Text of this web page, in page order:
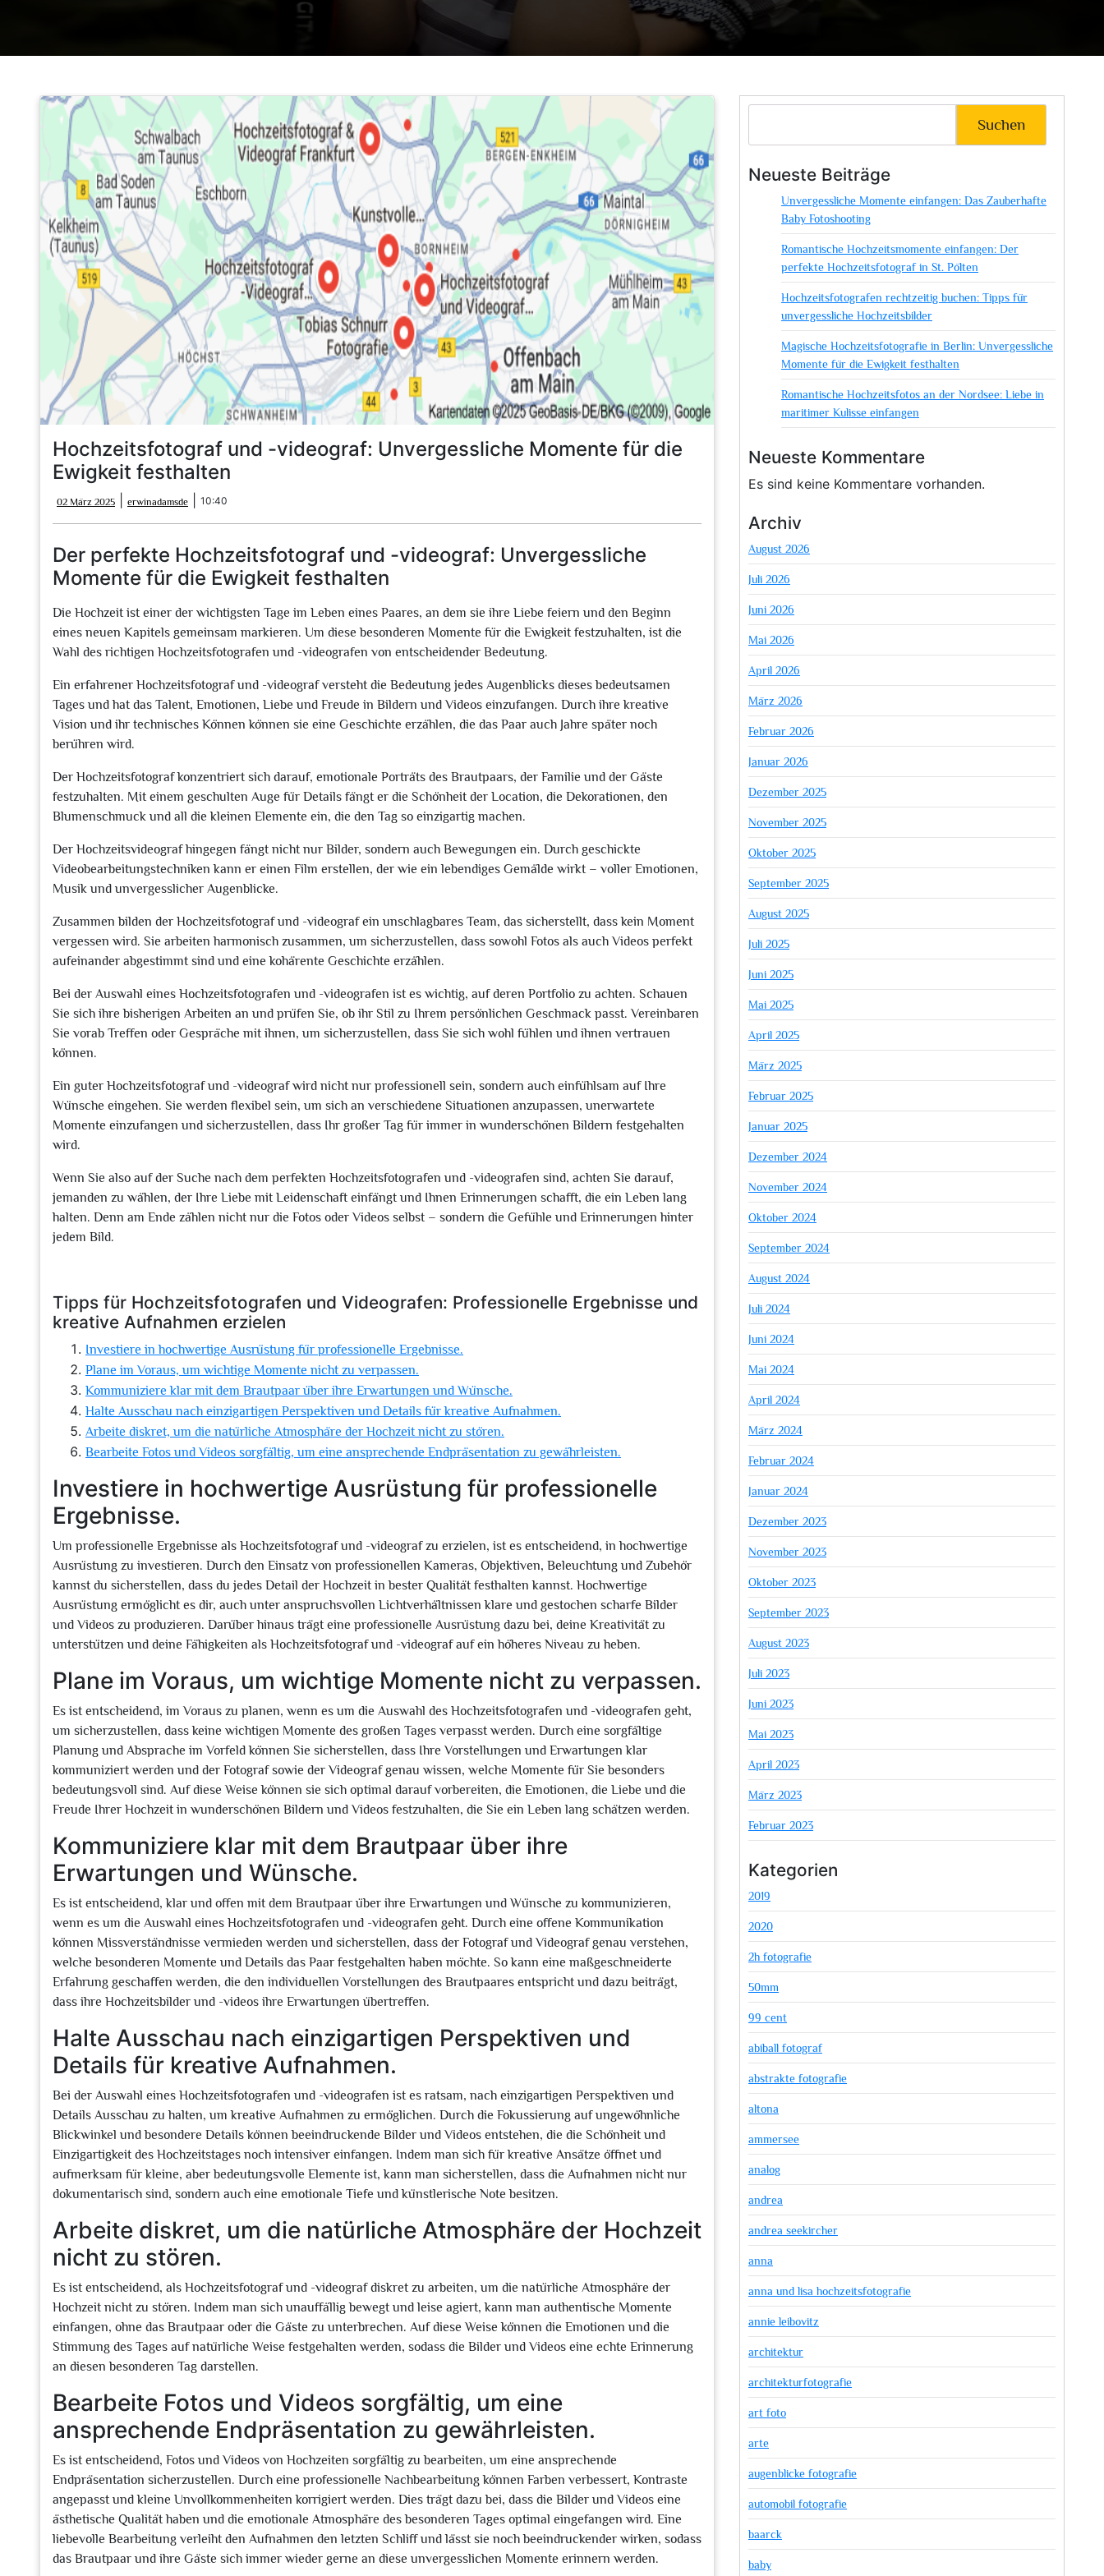
Hochzeitsfotograf und -videograf: Unvergessliche Momente für die
Ewigkeit festhalten
02 März 2025
März
2025
erwinadamsde erwinadamsde
10:40
Der perfekte Hochzeitsfotograf und -videograf: Unvergessliche
Momente für die Ewigkeit festhalten
Die Hochzeit ist einer der wichtigsten Tage im Leben eines Paares, an dem sie ihre Liebe feiern und den Beginn
eines neuen Kapitels gemeinsam markieren. Um diese besonderen Momente für die Ewigkeit festzuhalten, ist die
Wahl des richtigen Hochzeitsfotografen und -videografen von entscheidender Bedeutung.
Ein erfahrener Hochzeitsfotograf und -videograf versteht die Bedeutung jedes Augenblicks dieses bedeutsamen
Tages und hat das Talent, Emotionen, Liebe und Freude in Bildern und Videos einzufangen. Durch ihre kreative
Vision und ihr technisches Können können sie eine Geschichte erzählen, die das Paar auch Jahre später noch
berühren wird.
Der Hochzeitsfotograf konzentriert sich darauf, emotionale Porträts des Brautpaars, der Familie und der Gäste
festzuhalten. Mit einem geschulten Auge für Details fängt er die Schönheit der Location, die Dekorationen, den
Blumenschmuck und all die kleinen Elemente ein, die den Tag so einzigartig machen.
Der Hochzeitsvideograf hingegen fängt nicht nur Bilder, sondern auch Bewegungen ein. Durch geschickte
Videobearbeitungstechniken kann er einen Film erstellen, der wie ein lebendiges Gemälde wirkt – voller Emotionen,
Musik und unvergesslicher Augenblicke.
Zusammen bilden der Hochzeitsfotograf und -videograf ein unschlagbares Team, das sicherstellt, dass kein Moment
vergessen wird. Sie arbeiten harmonisch zusammen, um sicherzustellen, dass sowohl Fotos als auch Videos perfekt
aufeinander abgestimmt sind und eine kohärente Geschichte erzählen.
Bei der Auswahl eines Hochzeitsfotografen und -videografen ist es wichtig, auf deren Portfolio zu achten. Schauen
Sie sich ihre bisherigen Arbeiten an und prüfen Sie, ob ihr Stil zu Ihrem persönlichen Geschmack passt. Vereinbaren
Sie vorab Treffen oder Gespräche mit ihnen, um sicherzustellen, dass Sie sich wohl fühlen und ihnen vertrauen
können.
Ein guter Hochzeitsfotograf und -videograf wird nicht nur professionell sein, sondern auch einfühlsam auf Ihre
Wünsche eingehen. Sie werden flexibel sein, um sich an verschiedene Situationen anzupassen, unerwartete
Momente einzufangen und sicherzustellen, dass Ihr großer Tag für immer in wunderschönen Bildern festgehalten
wird.
Wenn Sie also auf der Suche nach dem perfekten Hochzeitsfotografen und -videografen sind, achten Sie darauf,
jemanden zu wählen, der Ihre Liebe mit Leidenschaft einfängt und Ihnen Erinnerungen schafft, die ein Leben lang
halten. Denn am Ende zählen nicht nur die Fotos oder Videos selbst – sondern die Gefühle und Erinnerungen hinter
jedem Bild.
Tipps für Hochzeitsfotografen und Videografen: Professionelle Ergebnisse und
kreative Aufnahmen erzielen
Investiere in hochwertige Ausrüstung für professionelle Ergebnisse.
Plane im Voraus, um wichtige Momente nicht zu verpassen.
Kommuniziere klar mit dem Brautpaar über ihre Erwartungen und Wünsche.
Halte Ausschau nach einzigartigen Perspektiven und Details für kreative Aufnahmen.
Arbeite diskret, um die natürliche Atmosphäre der Hochzeit nicht zu stören.
Bearbeite Fotos und Videos sorgfältig, um eine ansprechende Endpräsentation zu gewährleisten.
Investiere in hochwertige Ausrüstung für professionelle
Ergebnisse.
Um professionelle Ergebnisse als Hochzeitsfotograf und -videograf zu erzielen, ist es entscheidend, in hochwertige
Ausrüstung zu investieren. Durch den Einsatz von professionellen Kameras, Objektiven, Beleuchtung und Zubehör
kannst du sicherstellen, dass du jedes Detail der Hochzeit in bester Qualität festhalten kannst. Hochwertige
Ausrüstung ermöglicht es dir, auch unter anspruchsvollen Lichtverhältnissen klare und gestochen scharfe Bilder
und Videos zu produzieren. Darüber hinaus trägt eine professionelle Ausrüstung dazu bei, deine Kreativität zu
unterstützen und deine Fähigkeiten als Hochzeitsfotograf und -videograf auf ein höheres Niveau zu heben.
Plane im Voraus, um wichtige Momente nicht zu verpassen.
Es ist entscheidend, im Voraus zu planen, wenn es um die Auswahl des Hochzeitsfotografen und -videografen geht,
um sicherzustellen, dass keine wichtigen Momente des großen Tages verpasst werden. Durch eine sorgfältige
Planung und Absprache im Vorfeld können Sie sicherstellen, dass Ihre Vorstellungen und Erwartungen klar
kommuniziert werden und der Fotograf sowie der Videograf genau wissen, welche Momente für Sie besonders
bedeutungsvoll sind. Auf diese Weise können sie sich optimal darauf vorbereiten, die Emotionen, die Liebe und die
Freude Ihrer Hochzeit in wunderschönen Bildern und Videos festzuhalten, die Sie ein Leben lang schätzen werden.
Kommuniziere klar mit dem Brautpaar über ihre
Erwartungen und Wünsche.
Es ist entscheidend, klar und offen mit dem Brautpaar über ihre Erwartungen und Wünsche zu kommunizieren,
wenn es um die Auswahl eines Hochzeitsfotografen und -videografen geht. Durch eine offene Kommunikation
können Missverständnisse vermieden werden und sicherstellen, dass der Fotograf und Videograf genau verstehen,
welche besonderen Momente und Details das Paar festgehalten haben möchte. So kann eine maßgeschneiderte
Erfahrung geschaffen werden, die den individuellen Vorstellungen des Brautpaares entspricht und dazu beiträgt,
dass ihre Hochzeitsbilder und -videos ihre Erwartungen übertreffen.
Halte Ausschau nach einzigartigen Perspektiven und
Details für kreative Aufnahmen.
Bei der Auswahl eines Hochzeitsfotografen und -videografen ist es ratsam, nach einzigartigen Perspektiven und
Details Ausschau zu halten, um kreative Aufnahmen zu ermöglichen. Durch die Fokussierung auf ungewöhnliche
Blickwinkel und besondere Details können beeindruckende Bilder und Videos entstehen, die die Schönheit und
Einzigartigkeit des Hochzeitstages noch intensiver einfangen. Indem man sich für kreative Ansätze öffnet und
aufmerksam für kleine, aber bedeutungsvolle Elemente ist, kann man sicherstellen, dass die Aufnahmen nicht nur
dokumentarisch sind, sondern auch eine emotionale Tiefe und künstlerische Note besitzen.
Arbeite diskret, um die natürliche Atmosphäre der Hochzeit
nicht zu stören.
Es ist entscheidend, als Hochzeitsfotograf und -videograf diskret zu arbeiten, um die natürliche Atmosphäre der
Hochzeit nicht zu stören. Indem man sich unauffällig bewegt und leise agiert, kann man authentische Momente
einfangen, ohne das Brautpaar oder die Gäste zu unterbrechen. Auf diese Weise können die Emotionen und die
Stimmung des Tages auf natürliche Weise festgehalten werden, sodass die Bilder und Videos eine echte Erinnerung
an diesen besonderen Tag darstellen.
Bearbeite Fotos und Videos sorgfältig, um eine
ansprechende Endpräsentation zu gewährleisten.
Es ist entscheidend, Fotos und Videos von Hochzeiten sorgfältig zu bearbeiten, um eine ansprechende
Endpräsentation sicherzustellen. Durch eine professionelle Nachbearbeitung können Farben verbessert, Kontraste
angepasst und kleine Unvollkommenheiten korrigiert werden. Dies trägt dazu bei, dass die Bilder und Videos eine
ästhetische Qualität haben und die emotionale Atmosphäre des besonderen Tages optimal eingefangen wird. Eine
liebevolle Bearbeitung verleiht den Aufnahmen den letzten Schliff und lässt sie noch beeindruckender wirken, sodass
das Brautpaar und ihre Gäste sich immer wieder gerne an diese unvergesslichen Momente erinnern werden.
Suchen
Neueste Beiträge
Unvergessliche Momente einfangen: Das Zauberhafte
Baby Fotoshooting
Romantische Hochzeitsmomente einfangen: Der
perfekte Hochzeitsfotograf in St. Pölten
Hochzeitsfotografen rechtzeitig buchen: Tipps für
unvergessliche Hochzeitsbilder
Magische Hochzeitsfotografie in Berlin: Unvergessliche
Momente für die Ewigkeit festhalten
Romantische Hochzeitsfotos an der Nordsee: Liebe in
maritimer Kulisse einfangen
Neueste Kommentare
Es sind keine Kommentare vorhanden.
Archiv
August 2026
Juli 2026
Juni 2026
Mai 2026
April 2026
März 2026
Februar 2026
Januar 2026
Dezember 2025
November 2025
Oktober 2025
September 2025
August 2025
Juli 2025
Juni 2025
Mai 2025
April 2025
März 2025
Februar 2025
Januar 2025
Dezember 2024
November 2024
Oktober 2024
September 2024
August 2024
Juli 2024
Juni 2024
Mai 2024
April 2024
März 2024
Februar 2024
Januar 2024
Dezember 2023
November 2023
Oktober 2023
September 2023
August 2023
Juli 2023
Juni 2023
Mai 2023
April 2023
März 2023
Februar 2023
Kategorien
2019
2020
2h fotografie
50mm
99 cent
abiball fotograf
abstrakte fotografie
altona
ammersee
analog
andrea
andrea seekircher
anna
anna und lisa hochzeitsfotografie
annie leibovitz
architektur
architekturfotografie
art foto
arte
augenblicke fotografie
automobil fotografie
baarck
baby